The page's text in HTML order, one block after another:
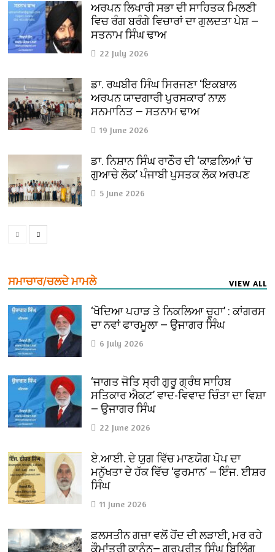
ਅਰਪਨ ਲਿਖਾਰੀ ਸਭਾ ਦੀ ਸਾਹਿਤਕ ਮਿਲਣੀ
ਵਿਚ ਰੰਗ ਬਰੰਗੇ ਵਿਚਾਰਾਂ ਦਾ ਗੁਲਦਤਾ ਪੇਸ਼ —
ਸਤਨਾਮ ਸਿੰਘ ਢਾਅ
22 July 2026
ਡਾ. ਰਘਬੀਰ ਸਿੰਘ ਸਿਰਜਣਾ ‘ਇਕਬਾਲ
ਅਰਪਨ ਯਾਦਗਾਰੀ ਪੁਰਸਕਾਰ’ ਨਾਲ਼
ਸਨਮਾਨਿਤ — ਸਤਨਾਮ ਢਾਅ
19 June 2026
ਡਾ. ਨਿਸ਼ਾਨ ਸਿੰਘ ਰਾਠੌਰ ਦੀ ‘ਕਾਫ਼ਲਿਆਂ ’ਚ
ਗੁਆਚੇ ਲੋਕ’ ਪੰਜਾਬੀ ਪੁਸਤਕ ਲੋਕ ਅਰਪਣ
5 June 2026
ਸਮਾਚਾਰ/ਚਲਦੇ ਮਾਮਲੇ VIEW ALL
‘ਖੋਦਿਆ ਪਹਾੜ ਤੇ ਨਿਕਲਿਆ ਚੂਹਾ’ : ਕਾਂਗਰਸ
ਦਾ ਨਵਾਂ ਫਾਰਮੂਲਾ — ਉਜਾਗਰ ਸਿੰਘ
6 July 2026
‘ਜਾਗਤ ਜੋਤਿ ਸ੍ਰੀ ਗੁਰੂ ਗ੍ਰੰਥ ਸਾਹਿਬ
ਸਤਿਕਾਰ ਐਕਟ’ ਵਾਦ-ਵਿਵਾਦ ਚਿੰਤਾ ਦਾ ਵਿਸ਼ਾ
— ਉਜਾਗਰ ਸਿੰਘ
22 June 2026
ਏ.ਆਈ. ਦੇ ਯੁਗ ਵਿੱਚ ਮਾਣਯੋਗ ਪੋਪ ਦਾ
ਮਨੁੱਖਤਾ ਦੇ ਹੱਕ ਵਿੱਚ ‘ਫੁਰਮਾਨ’ — ਇੰਜ. ਈਸ਼ਰ
ਸਿੰਘ
11 June 2026
ਫ਼ਲਸਤੀਨ ਗਜ਼ਾ ਵਲੋਂ ਹੋਂਦ ਦੀ ਲੜਾਈ, ਮਰ ਰਹੇ
ਕੌਮਾਂਤਰੀ ਕਾਨੂੰਨ— ਗੁਰਪ੍ਰੀਤ ਸਿੰਘ ਬਿਲਿੰਗ